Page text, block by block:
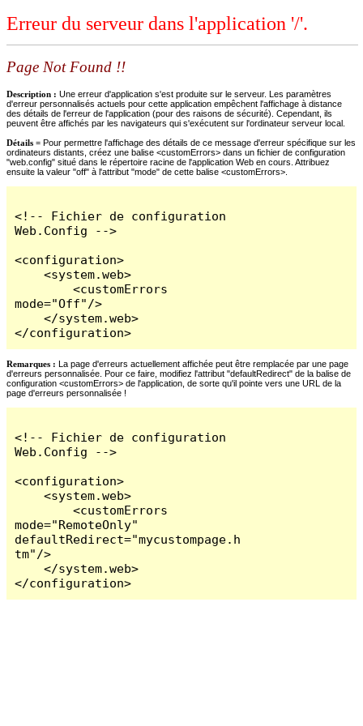
Erreur du serveur dans l'application '/'.
Page Not Found !!
Description : Une erreur d'application s'est produite sur le serveur. Les paramètres
d'erreur personnalisés actuels pour cette application empêchent l'affichage à distance
des détails de l'erreur de l'application (pour des raisons de sécurité). Cependant, ils
peuvent être affichés par les navigateurs qui s'exécutent sur l'ordinateur serveur local.
Détails = Pour permettre l'affichage des détails de ce message d'erreur spécifique sur les
ordinateurs distants, créez une balise <customErrors> dans un fichier de configuration
"web.config" situé dans le répertoire racine de l'application Web en cours. Attribuez
ensuite la valeur "off" à l'attribut "mode" de cette balise <customErrors>.
<!-- Fichier de configuration
Web.Config -->
<configuration>
    <system.web>
        <customErrors
mode="Off"/>
    </system.web>
</configuration>
Remarques : La page d'erreurs actuellement affichée peut être remplacée par une page
d'erreurs personnalisée. Pour ce faire, modifiez l'attribut "defaultRedirect" de la balise de
configuration <customErrors> de l'application, de sorte qu'il pointe vers une URL de la
page d'erreurs personnalisée !
<!-- Fichier de configuration
Web.Config -->
<configuration>
    <system.web>
        <customErrors
mode="RemoteOnly"
defaultRedirect="mycustompage.h
tm"/>
    </system.web>
</configuration>